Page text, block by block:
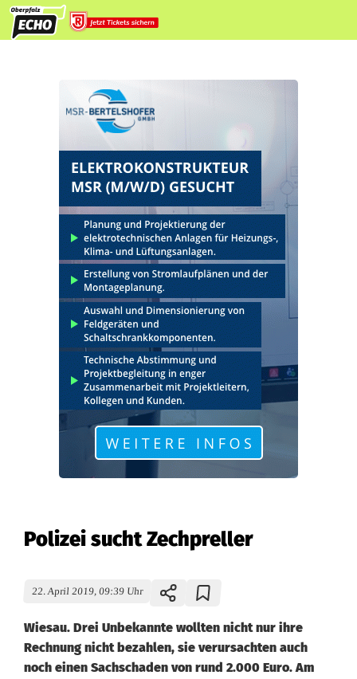
Polizei sucht Zechpreller
22. April 2019, 09:39 Uhr
Wiesau. Drei Unbekannte wollten nicht nur ihre
Rechnung nicht bezahlen, sie verursachten auch
noch einen Sachschaden von rund 2.000 Euro. Am